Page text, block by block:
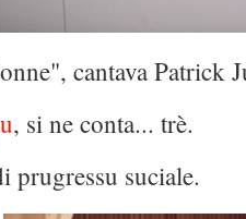
cantava Patrick
, si ne conta... trè.
prugressu suciale.